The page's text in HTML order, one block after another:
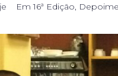
Em16ª Edição,